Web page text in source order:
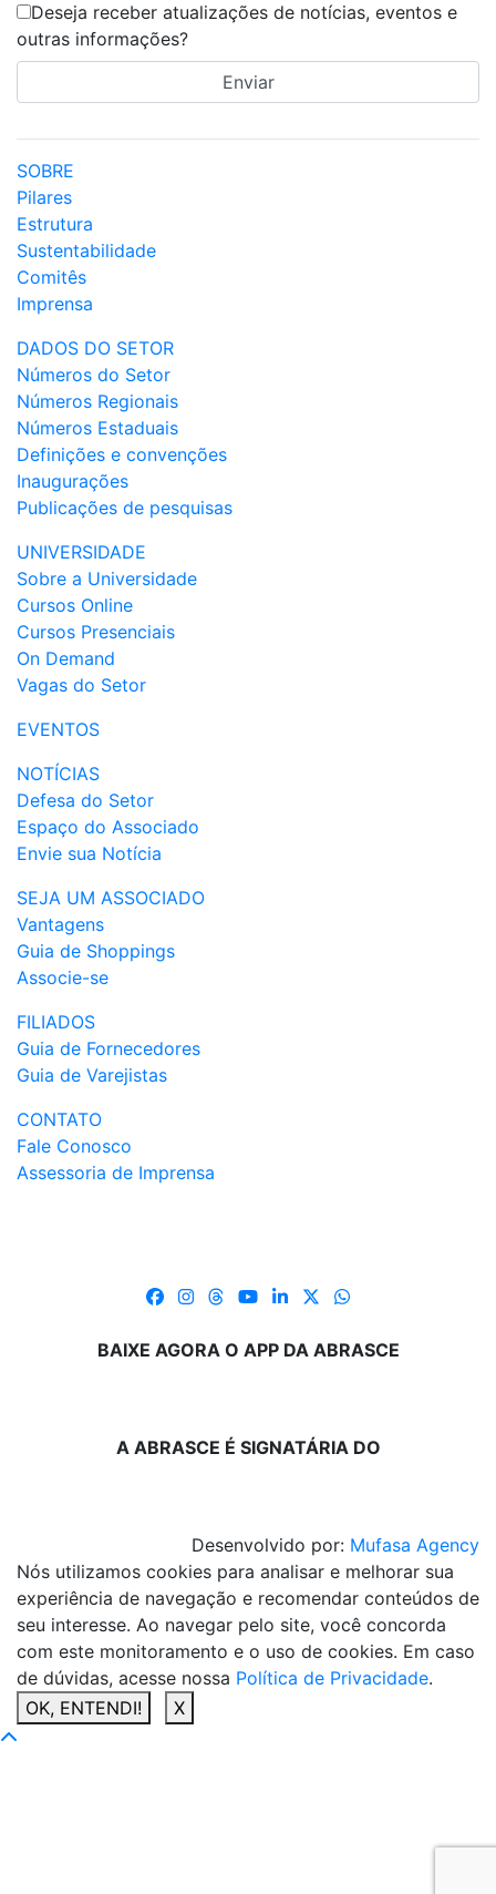
Deseja receber atualizações de notícias, eventos e
outras informações?
SOBRE
Pilares
Estrutura
Sustentabilidade
Comitês
Imprensa
DADOS DO SETOR
Números do Setor
Números Regionais
Números Estaduais
Definições e convenções
Inaugurações
Publicações de pesquisas
UNIVERSIDADE
Sobre a Universidade
Cursos Online
Cursos Presenciais
On Demand
Vagas do Setor
EVENTOS
NOTÍCIAS
Defesa do Setor
Espaço do Associado
Envie sua Notícia
SEJA UM ASSOCIADO
Vantagens
Guia de Shoppings
Associe-se
FILIADOS
Guia de Fornecedores
Guia de Varejistas
CONTATO
Fale Conosco
Assessoria de Imprensa
BAIXE AGORA O APP DA ABRASCE
A ABRASCE É SIGNATÁRIA DO
Desenvolvido por: Mufasa Agency
Nós utilizamos cookies para analisar e melhorar sua
experiência de navegação e recomendar conteúdos de
seu interesse. Ao navegar pelo site, você concorda
com este monitoramento e o uso de cookies. Em caso
de dúvidas, acesse nossa Política de Privacidade.
OK, ENTENDI!
X